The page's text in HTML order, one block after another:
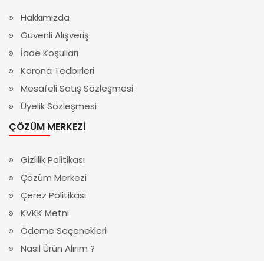
Hakkımızda
Güvenli Alışveriş
İade Koşulları
Korona Tedbirleri
Mesafeli Satış Sözleşmesi
Üyelik Sözleşmesi
ÇÖZÜM MERKEZI
Gizlilik Politikası
Çözüm Merkezi
Çerez Politikası
KVKK Metni
Ödeme Seçenekleri
Nasıl Ürün Alırım ?